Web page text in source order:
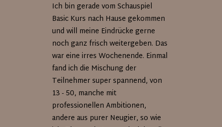
Ich bin gerade vom Schauspiel
Basic Kurs nach Hause gekommen
und will meine Eindrücke gerne
noch ganz frisch weitergeben. Das
war eine irres Wochenende. Einmal
fand ich die Mischung der
Teilnehmer super spannend, von
13 - 50, manche mit
professionellen Ambitionen,
andere aus purer Neugier, so wie